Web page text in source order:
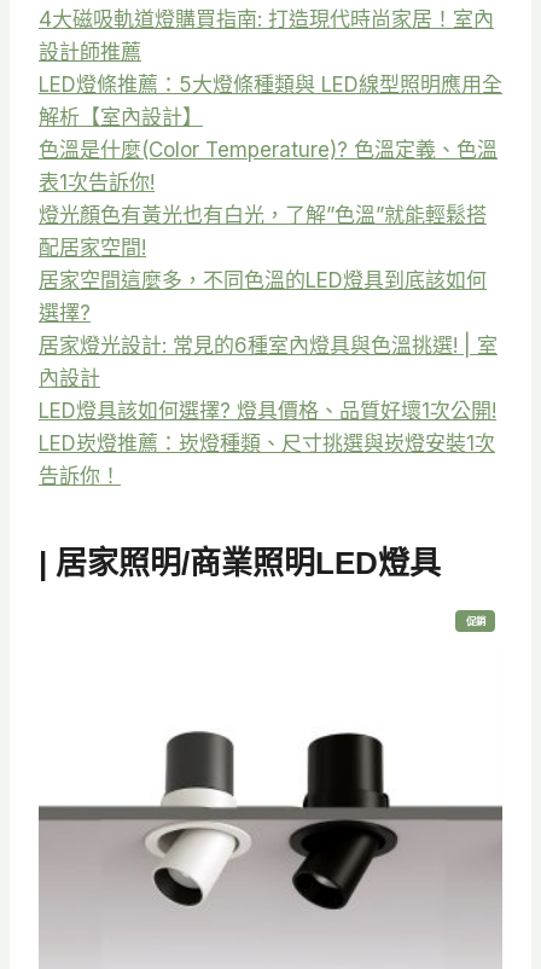
4大磁吸軌道燈購買指南: 打造現代時尚家居！室內
設計師推薦
LED燈條推薦：5大燈條種類與 LED線型照明應用全
解析【室內設計】
色溫是什麼(Color Temperature)? 色溫定義、色溫
表1次告訴你!
燈光顏色有黃光也有白光，了解”色溫”就能輕鬆搭
配居家空間!
居家空間這麼多，不同色溫的LED燈具到底該如何
選擇?
居家燈光設計: 常見的6種室內燈具與色溫挑選! | 室
內設計
LED燈具該如何選擇? 燈具價格、品質好壞1次公開!
LED崁燈推薦：崁燈種類、尺寸挑選與崁燈安裝1次
告訴你！
| 居家照明/商業照明LED燈具
促銷特
價